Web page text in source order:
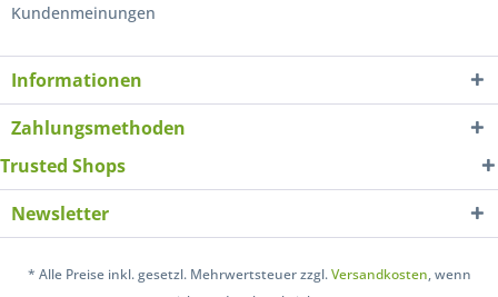
Kundenmeinungen
Informationen
Zahlungsmethoden
Trusted Shops
Newsletter
* Alle Preise inkl. gesetzl. Mehrwertsteuer zzgl.Versandkosten, wenn